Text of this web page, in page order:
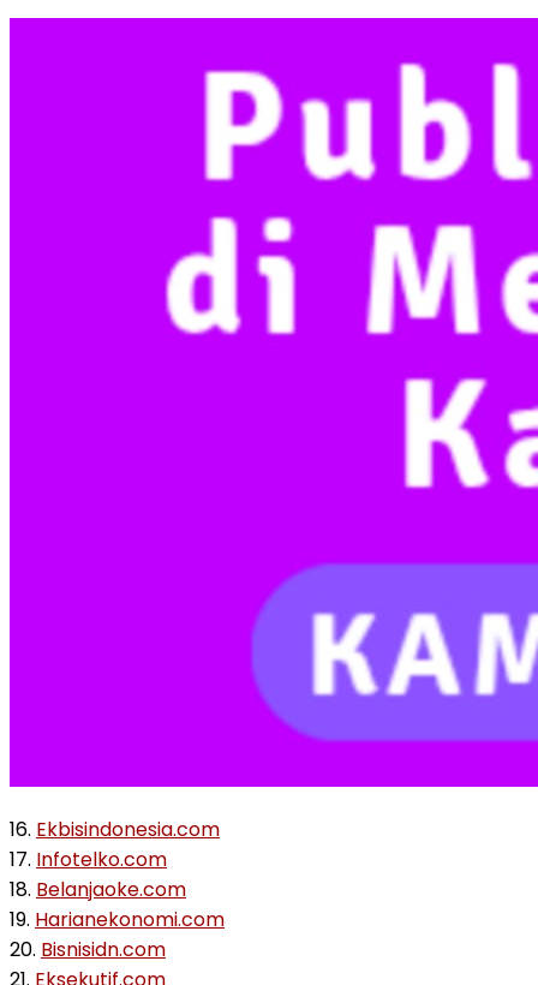
16. Ekbisindonesia.com
17. Infotelko.com
18. Belanjaoke.com
19. Harianekonomi.com
20. Bisnisidn.com